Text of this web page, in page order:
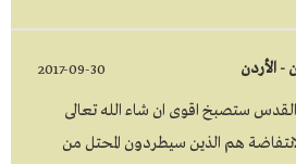
- الأردن 2017-09-30
ستصبخ اقوى ان شاء الله تعالى
هم الذين سيطردون المحتل من